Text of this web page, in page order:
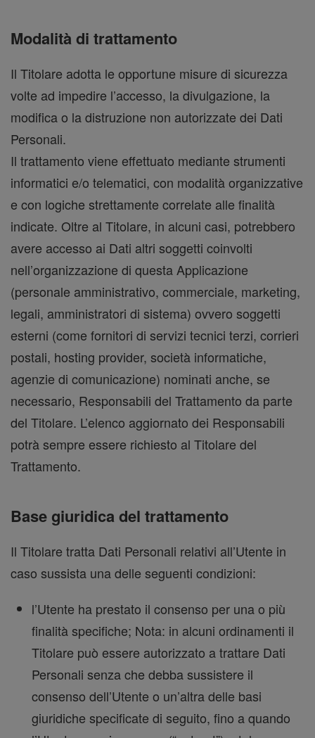
Modalità di trattamento
Il Titolare adotta le opportune misure di sicurezza
volte ad impedire l’accesso, la divulgazione, la
modifica o la distruzione non autorizzate dei Dati
Personali.
Il trattamento viene effettuato mediante strumenti
informatici e/o telematici, con modalità organizzative
e con logiche strettamente correlate alle finalità
indicate. Oltre al Titolare, in alcuni casi, potrebbero
avere accesso ai Dati altri soggetti coinvolti
nell’organizzazione di questa Applicazione
(personale amministrativo, commerciale, marketing,
legali, amministratori di sistema) ovvero soggetti
esterni (come fornitori di servizi tecnici terzi, corrieri
postali, hosting provider, società informatiche,
agenzie di comunicazione) nominati anche, se
necessario, Responsabili del Trattamento da parte
del Titolare. L’elenco aggiornato dei Responsabili
potrà sempre essere richiesto al Titolare del
Trattamento.
Base giuridica del trattamento
Il Titolare tratta Dati Personali relativi all’Utente in
caso sussista una delle seguenti condizioni:
l’Utente ha prestato il consenso per una o più
finalità specifiche; Nota: in alcuni ordinamenti il
Titolare può essere autorizzato a trattare Dati
Personali senza che debba sussistere il
consenso dell’Utente o un’altra delle basi
giuridiche specificate di seguito, fino a quando